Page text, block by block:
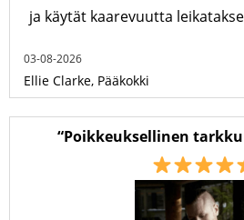
ja käytät kaarevuutta
03-08-2026
Ellie Clarke, Pääkokki
“Poikkeuksellinen